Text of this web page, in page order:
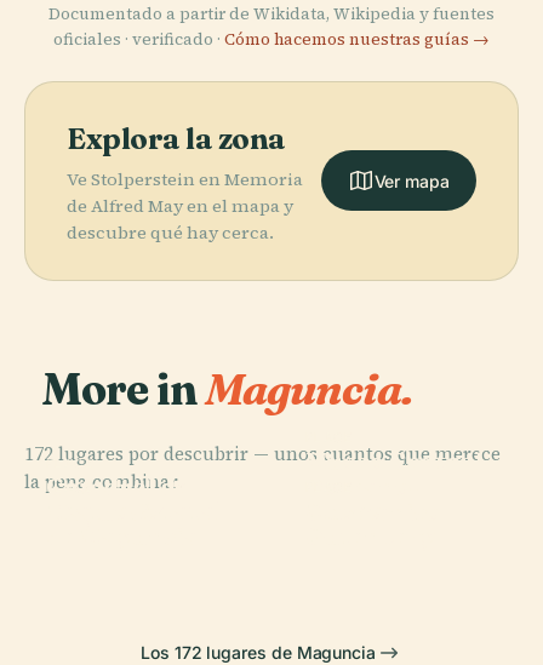
Documentado a partir de Wikidata, Wikipedia y fuentes
oficiales · verificado · Cómo hacemos nuestras guías →
Explora la zona
Ve Stolperstein en Memoria
de Alfred May en el mapa y
descubre qué hay cerca.
Ver mapa
More inMaguncia.
172 lugares por descubrir — unos cuantos que merece
la pena combinar.
PLACE
Catedral de
Museo Central
PLACE
Los 172 lugares de Maguncia